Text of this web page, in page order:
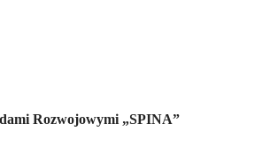
Rozwojowymi „SPINA”